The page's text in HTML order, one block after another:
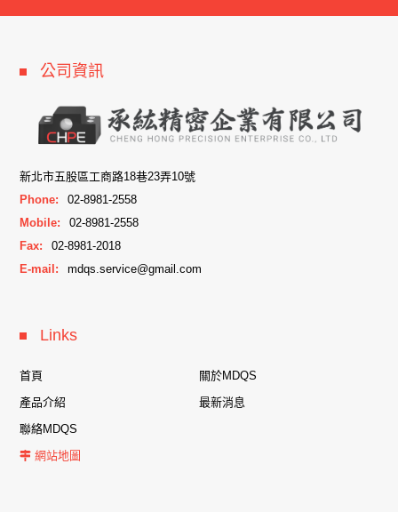
公司資訊
新北市五股區工商路18巷23弄10號
Phone:
02-8981-2558
Mobile:
02-8981-2558
Fax:
02-8981-2018
E-mail:
mdqs.service@gmail.com
Links
首頁
關於MDQS
產品介紹
最新消息
聯絡MDQS
網站地圖